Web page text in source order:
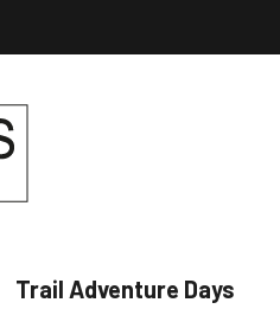
Trail Adventure Days